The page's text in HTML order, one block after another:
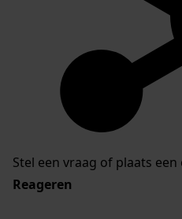
Stel een vraag of plaats
Reageren